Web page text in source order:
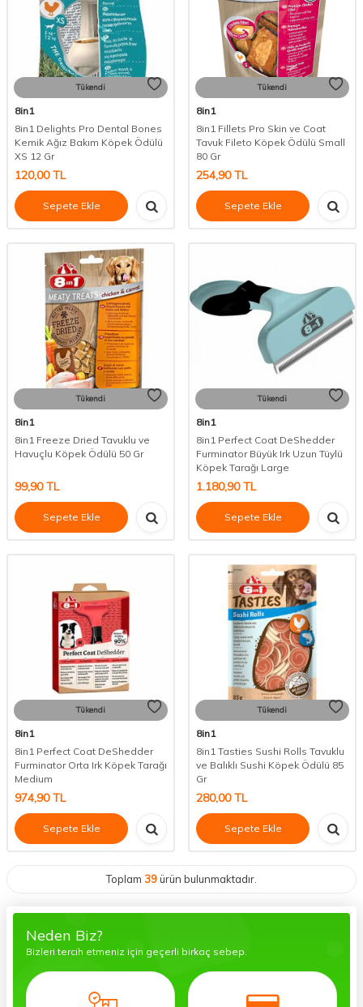
Tükendi
8in1
8in1 Delights Pro Dental Bones
Kemik Ağız Bakım Köpek Ödülü
XS 12 Gr
120,00TL
Sepete Ekle
Tükendi
8in1
8in1 Fillets Pro Skin ve Coat
Tavuk Fileto Köpek Ödülü Small
80 Gr
254,90TL
Sepete Ekle
Tükendi
8in1
8in1 Freeze Dried Tavuklu ve
Havuçlu Köpek Ödülü 50 Gr
99,90TL
Sepete Ekle
Tükendi
8in1
8in1 Perfect Coat DeShedder
Furminator Büyük Irk Uzun Tüylü
Köpek Tarağı Large
1.180,90TL
Sepete Ekle
Tükendi
8in1
8in1 Perfect Coat DeShedder
Furminator Orta Irk Köpek Tarağı
Medium
974,90TL
Sepete Ekle
Tükendi
8in1
8in1 Tasties Sushi Rolls Tavuklu
ve Balıklı Sushi Köpek Ödülü 85
Gr
280,00TL
Sepete Ekle
Toplam 39ürün bulunmaktadır.
Neden Biz?
Bizleri tercih etmeniz için geçerli birkaç sebep.